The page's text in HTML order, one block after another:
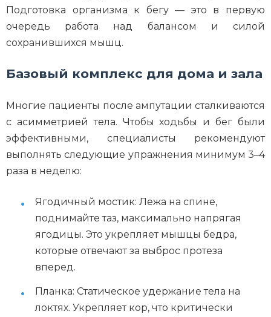
Подготовка организма к бегу — это в первую
очередь работа над балансом и силой
сохранившихся мышц.
Базовый комплекс для дома и зала
Многие пациенты после ампутации сталкиваются
с асимметрией тела. Чтобы ходьбы и бег были
эффективными, специалисты рекомендуют
выполнять следующие упражнения минимум 3–4
раза в неделю:
Ягодичный мостик: Лежа на спине,
поднимайте таз, максимально напрягая
ягодицы. Это укрепляет мышцы бедра,
которые отвечают за выброс протеза
вперед.
Планка: Статическое удержание тела на
локтях. Укрепляет кор, что критически